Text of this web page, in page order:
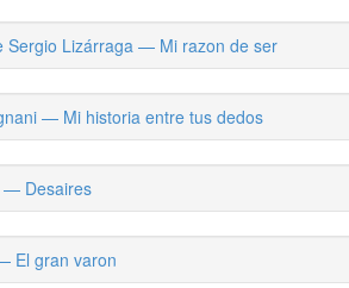
Sergio Lizárraga — Mi razon de ser
— Mi historia entre tus dedos
— Desaires
El gran varon